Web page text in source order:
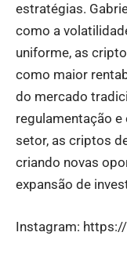
estratégias.
como a
uniforme, as
como maior
do mercado
regulamentação
setor, as criptos
criando novas
expansão de
Instagram: